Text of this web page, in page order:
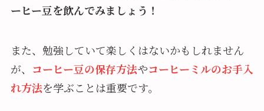
ーヒー豆を飲んでみましょう！
また、勉強していて楽しくはないかもしれません
が、 コーヒー豆の保存方法やコーヒーミルのお手入
れ方法を学ぶことは重要です。